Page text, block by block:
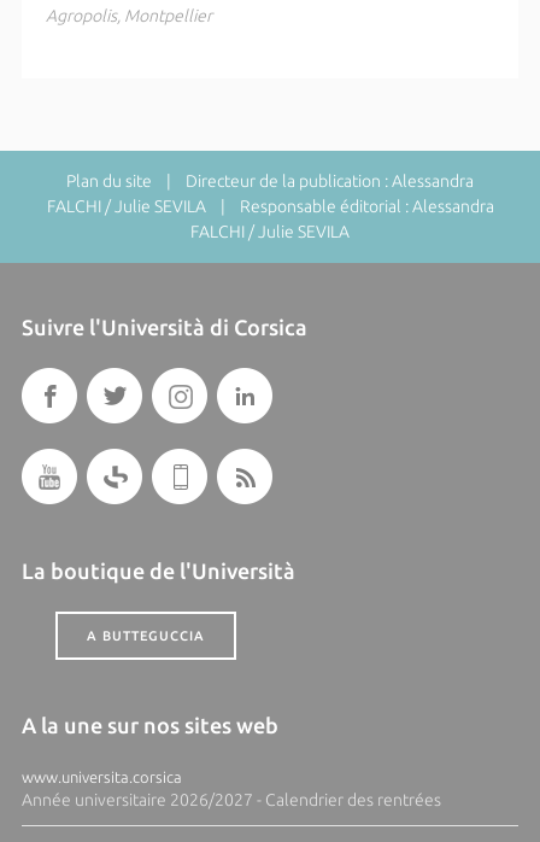
Agropolis, Montpellier
Plan du site | Directeur de la publication : Alessandra
FALCHI / Julie SEVILA | Responsable éditorial : Alessandra
FALCHI / Julie SEVILA
Suivre l'Università di Corsica
La boutique de l'Università
A BUTTEGUCCIA
A la une sur nos sites web
www.universita.corsica
Année universitaire 2026/2027 - Calendrier des rentrées